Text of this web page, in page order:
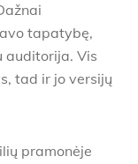
tapatybę,
auditorija. Vis
tad ir jo versijų
pramonėje